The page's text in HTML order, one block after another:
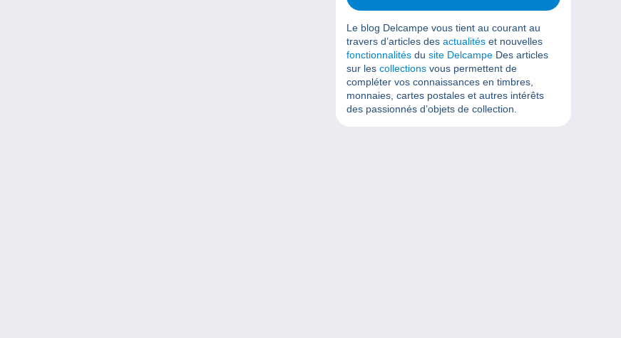
Le blog Delcampe vous tient au courant au
travers d’articles des actualités et nouvelles
fonctionnalités du site Delcampe Des articles
sur les collections vous permettent de
compléter vos connaissances en timbres,
monnaies, cartes postales et autres intérêts
des passionnés d’objets de collection.